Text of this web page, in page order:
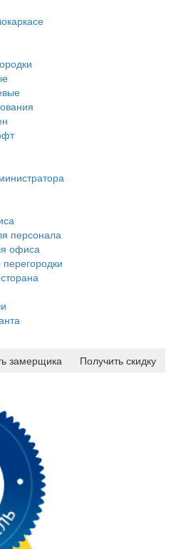
персонала
офиса
замерщика
Получить скидку